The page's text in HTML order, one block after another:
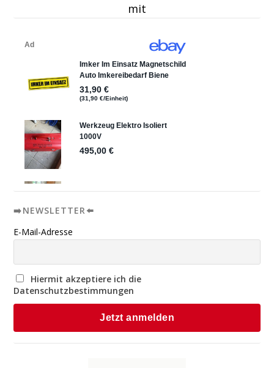
mit
➡️NEWSLETTER⬅️
E-Mail-Adresse
Hiermit akzeptiere ich die
Datenschutzbestimmungen